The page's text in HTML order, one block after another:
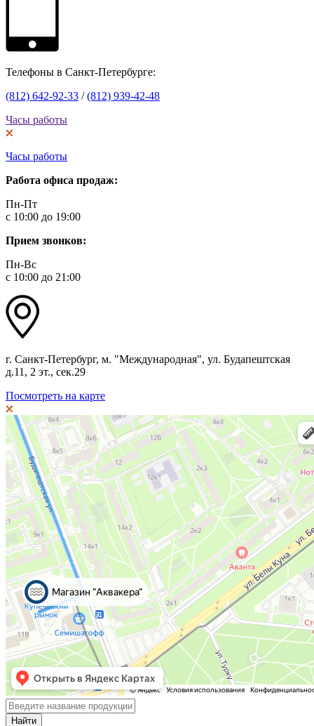
Телефоны в Санкт-Петербурге:
(812) 642-92-33 /(812) 939-42-48
Часы работы
Часы работы
Работа офиса продаж:
Пн-Пт
с 10:00 до 19:00
Прием звонков:
Пн-Вс
с 10:00 до 21:00
г. Санкт-Петербург, м. "Международная", ул. Будапештская
д.11, 2 эт., сек.29
Посмотреть на карте